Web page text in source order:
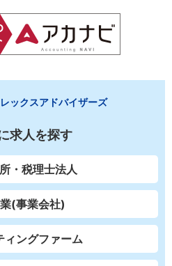
ックスアドバイザーズ
求人を探す
・税理士法人
(事業会社)
ィングファーム